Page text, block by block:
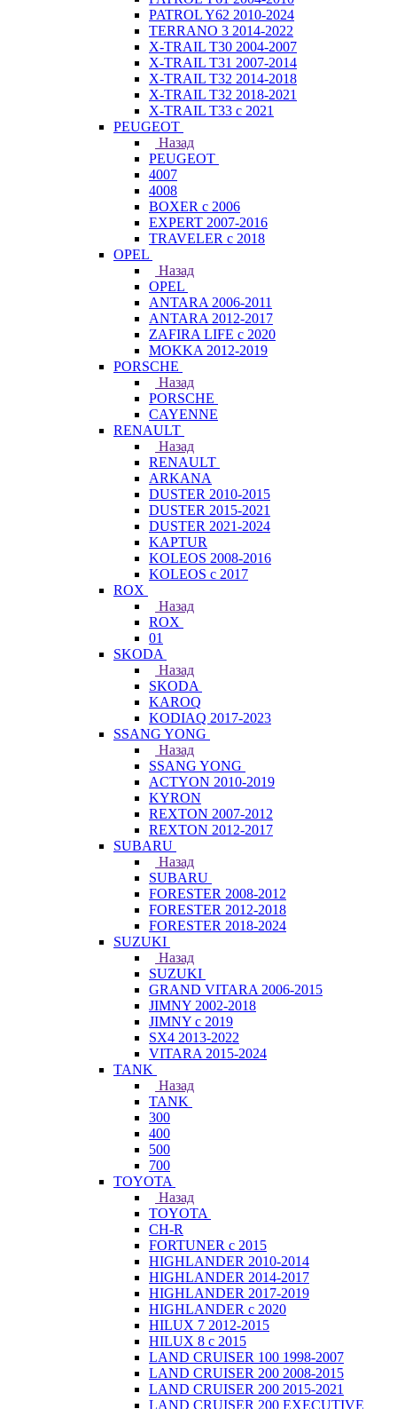
PATROL Y62 2010-2024
TERRANO 3 2014-2022
X-TRAIL T30 2004-2007
X-TRAIL T31 2007-2014
X-TRAIL T32 2014-2018
X-TRAIL T32 2018-2021
X-TRAIL T33 с 2021
PEUGEOT
Назад
PEUGEOT
4007
4008
BOXER с 2006
EXPERT 2007-2016
TRAVELER с 2018
OPEL
Назад
OPEL
ANTARA 2006-2011
ANTARA 2012-2017
ZAFIRA LIFE с 2020
MOKKA 2012-2019
PORSCHE
Назад
PORSCHE
CAYENNE
RENAULT
Назад
RENAULT
ARKANA
DUSTER 2010-2015
DUSTER 2015-2021
DUSTER 2021-2024
KAPTUR
KOLEOS 2008-2016
KOLEOS с 2017
ROX
Назад
ROX
01
SKODA
Назад
SKODA
KAROQ
KODIAQ 2017-2023
SSANG YONG
Назад
SSANG YONG
ACTYON 2010-2019
KYRON
REXTON 2007-2012
REXTON 2012-2017
SUBARU
Назад
SUBARU
FORESTER 2008-2012
FORESTER 2012-2018
FORESTER 2018-2024
SUZUKI
Назад
SUZUKI
GRAND VITARA 2006-2015
JIMNY 2002-2018
JIMNY с 2019
SX4 2013-2022
VITARA 2015-2024
TANK
Назад
TANK
300
400
500
700
TOYOTA
Назад
TOYOTA
CH-R
FORTUNER с 2015
HIGHLANDER 2010-2014
HIGHLANDER 2014-2017
HIGHLANDER 2017-2019
HIGHLANDER с 2020
HILUX 7 2012-2015
HILUX 8 с 2015
LAND CRUISER 100 1998-2007
LAND CRUISER 200 2008-2015
LAND CRUISER 200 2015-2021
LAND CRUISER 200 EXECUTIVE